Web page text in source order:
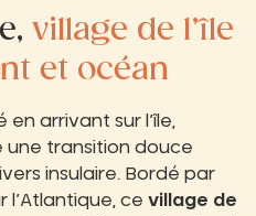
village de l’île
et océan
arrivant sur l’île,
une transition douce
insulaire. Bordé par
l’Atlantique, ce village de